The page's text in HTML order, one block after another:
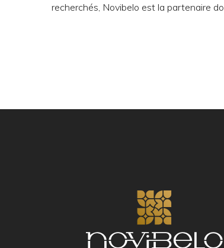
recherchés, Novibelo est la partenaire